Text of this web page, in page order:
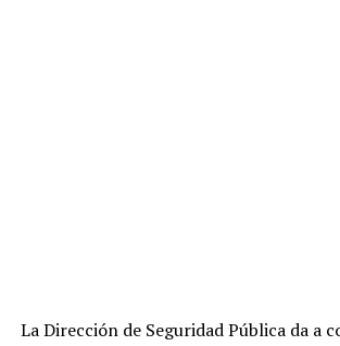
La Dirección de Seguridad Pública da a